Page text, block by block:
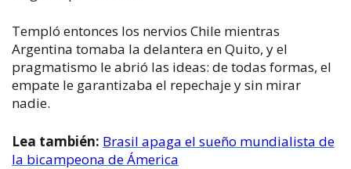
Templó entonces los nervios Chile mientras
Argentina tomaba la delantera en Quito, y el
pragmatismo le abrió las ideas: de todas formas, el
empate le garantizaba el repechaje y sin mirar
nadie.
Lea también: Brasil apaga el sueño mundialista de
la bicampeona de Ámerica